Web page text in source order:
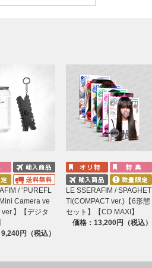
/ ‘PUREFL
Camera ve
】【デジタ
円（税込）
LE SSERAFIM / SPAGHET
TI(COMPACT ver.)【6形態
セット】【CD MAXI】
価格：13,200円（税込）